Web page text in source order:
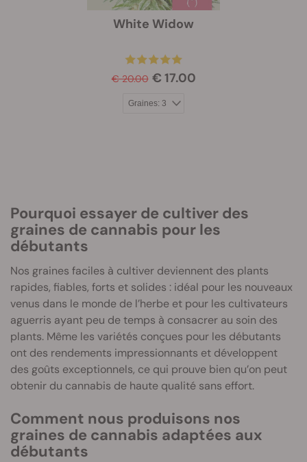
White Widow
€ 20.00 € 17.00
Pourquoi essayer de cultiver des
graines de cannabis pour les
débutants
Nos graines faciles à cultiver deviennent des plants
rapides, fiables, forts et solides : idéal pour les nouveaux
venus dans le monde de l’herbe et pour les cultivateurs
aguerris ayant peu de temps à consacrer au soin des
plants. Même les variétés conçues pour les débutants
ont des rendements impressionnants et développent
des goûts exceptionnels, ce qui prouve bien qu’on peut
obtenir du cannabis de haute qualité sans effort.
Comment nous produisons nos
graines de cannabis adaptées aux
débutants